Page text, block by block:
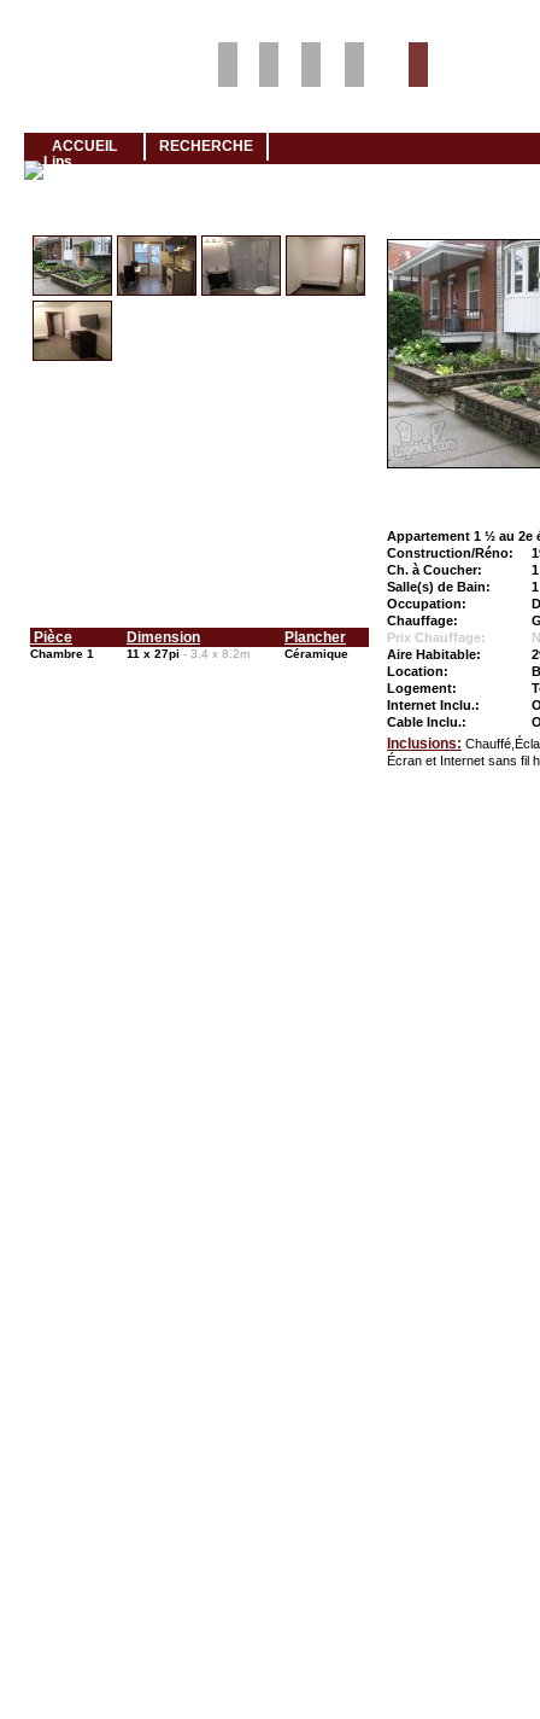
ACCUEIL RECHERCHE
Pièce Dimension Plancher
Chambre 1 11 x 27pi - 3.4 x 8.2m Céramique
Appartement 1 ½ au 2e
Construction/Réno:
Ch. à Coucher:
1
Salle(s) de Bain:
1
Occupation:
Chauffage:
Prix Chauffage:
Aire Habitable:
Location:
Logement:
Internet Inclu.:
Cable Inclu.:
Inclusions:
Écran et Internet sans fil